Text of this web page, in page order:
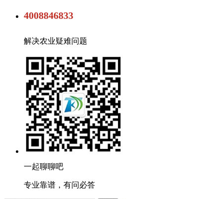
4008846833
解决农业疑难问题
一起聊聊吧
专业靠谱，有问必答